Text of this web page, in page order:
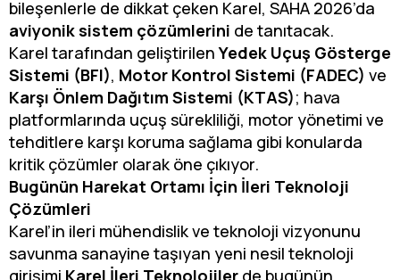
bileşenlerle de dikkat çeken Karel, SAHA 2026’da
aviyonik sistem çözümlerini de tanıtacak.
Karel tarafından geliştirilenYedek Uçuş Gösterge
Sistemi (BFI), Motor Kontrol Sistemi (FADEC) ve
Karşı Önlem Dağıtım Sistemi (KTAS); hava
platformlarında uçuş sürekliliği, motor yönetimi ve
tehditlere karşı koruma sağlama gibi konularda
kritik çözümler olarak öne çıkıyor.
Bugünün Harekat Ortamı İçin İleri Teknoloji
Çözümleri
Karel’in ileri mühendislik ve teknoloji vizyonunu
savunma sanayine taşıyan yeni nesil teknoloji
girişimi Karel İleri Teknolojiler de bugünün